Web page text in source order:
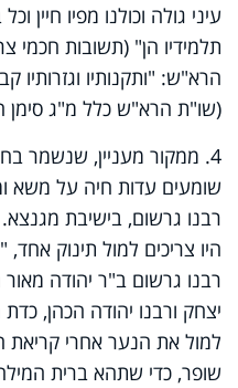
עיני גולה וכולנו מפיו חיין
תלמידיו הן" (תשובות חכמי
הרא"ש: "ותקנותיו וגזרותיו
(שו"ת הרא"ש כלל מ"ג סימן
4. ממקור מעניין, שנשמר
שומעים עדות חיה על משא
רבנו גרשום, בישיבת
היו צריכים למול תינוק
רבנו גרשום ב"ר יהודה
יצחק ורבנו יהודה הכהן,
למול את הנער אחרי קריאת
שופר, כדי שתהא ברית